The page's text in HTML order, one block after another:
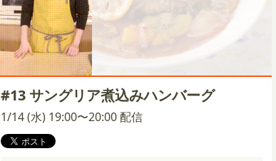
#13 サングリア煮込みハンバーグ
1/14 (水) 19:00〜20:00 配信